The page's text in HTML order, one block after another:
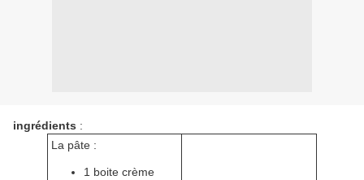
ingrédients :
La pâte :
1 boite crème